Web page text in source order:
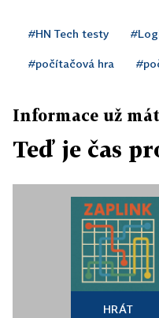
#HN Tech testy
#počítačová hra
Informace už
Teď je čas
HRÁT